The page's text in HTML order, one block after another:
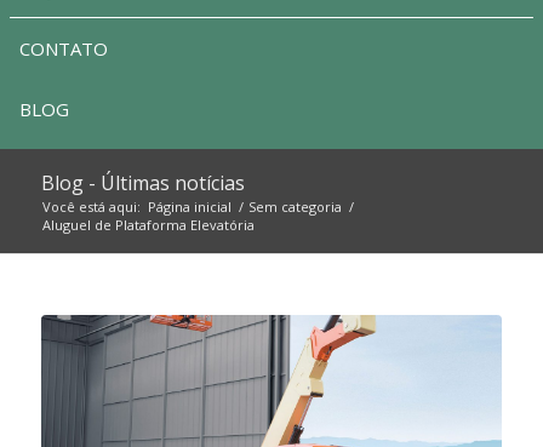
CONTATO
BLOG
Blog - Últimas notícias
Você está aqui: Página inicial / Sem categoria /
Aluguel de Plataforma Elevatória